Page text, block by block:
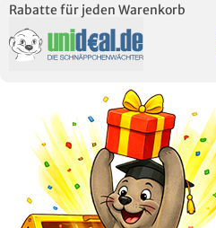
Rabatte für jeden Warenkorb